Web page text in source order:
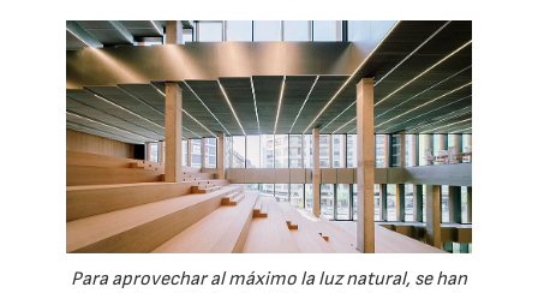
Para aprovechar al máximo la luz natural, se han